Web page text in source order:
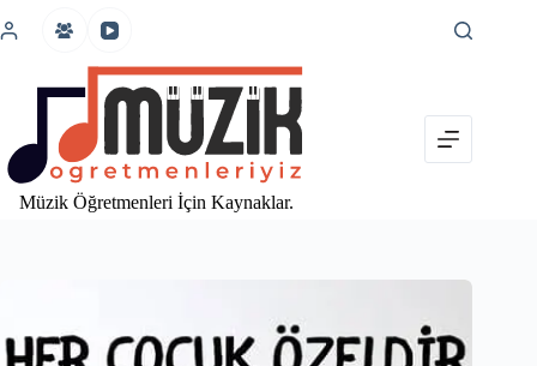
atla
Müzik Öğretmenleri İçin Kaynaklar.